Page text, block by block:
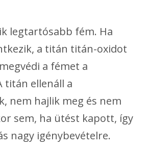
legtartósabb fém. Ha
a titán titán-oxidot
a fémet a
titán ellenáll a
nem hajlik meg és nem
sem, ha ütést kapott, így
nagy igénybevételre.